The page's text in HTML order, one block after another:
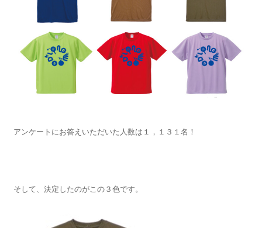
アンケートにお答えいただいた人数は１，１３１名！
そして、決定したのがこの３色です。